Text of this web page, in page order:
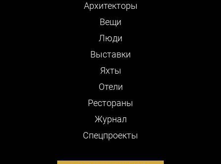
Архитекторы
Вещи
Люди
Выставки
Яхты
Отели
Рестораны
Журнал
Cпецпроекты